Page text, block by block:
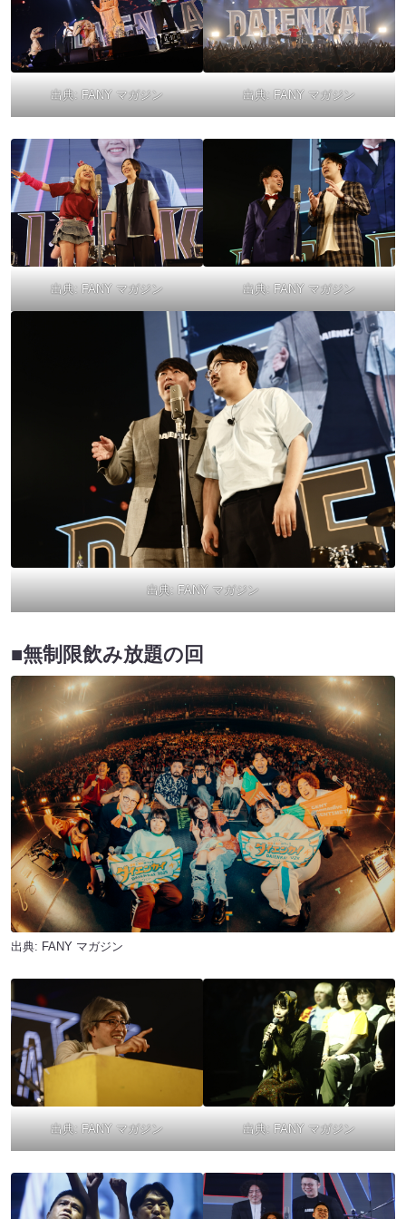
出典: FANY マガジン 出典: FANY マガジン
出典: FANY マガジン 出典: FANY マガジン
出典: FANY マガジン
■無制限飲み放題の回
出典: FANY マガジン
出典: FANY マガジン 出典: FANY マガジン